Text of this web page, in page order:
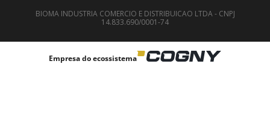
BIOMA INDUSTRIA COMERCIO E DISTRIBUICAO LTDA - CNPJ
14.833.690/0001-74
Empresa do ecossistema